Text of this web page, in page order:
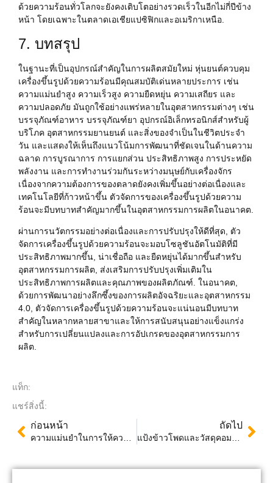
ด้วยความร้อนทั่วโลกจะยังคงเติบโตอย่างรวดเร็วในอีกไม่กี่ปีข้าง
หน้า โดยเฉพาะในตลาดเอเชียแปซิฟิกและอเมริกาเหนือ.
7. บทสรุป
ในฐานะที่เป็นอุปกรณ์สำคัญในการผลิตสมัยใหม่ หุ่นยนต์ควบคุม
เครื่องขึ้นรูปด้วยความร้อนมีคุณสมบัติเด่นหลายประการ เช่น
ความแม่นยำสูง ความเร็วสูง ความยืดหยุ่น ความเสถียร และ
ความปลอดภัย มันถูกใช้อย่างแพร่หลายในอุตสาหกรรมต่างๆ เช่น
บรรจุภัณฑ์อาหาร บรรจุภัณฑ์ยา อุปกรณ์อิเล็กทรอนิกส์สำหรับผู้
บริโภค อุตสาหกรรมยานยนต์ และสิ่งของจำเป็นในชีวิตประจำ
วัน และแสดงให้เห็นถึงแนวโน้มการพัฒนาที่ชัดเจนในด้านความ
ฉลาด การบูรณาการ การแยกส่วน ประสิทธิภาพสูง การประหยัด
พลังงาน และการทำงานร่วมกันระหว่างมนุษย์กับเครื่องจักร
เนื่องจากความต้องการของตลาดยังคงเพิ่มขึ้นอย่างต่อเนื่องและ
เทคโนโลยีที่ก้าวหน้าขึ้น ตัวจัดการของเครื่องขึ้นรูปด้วยความ
ร้อนจะมีบทบาทสำคัญมากขึ้นในอุตสาหกรรมการผลิตในอนาคต.
ผ่านการนวัตกรรมอย่างต่อเนื่องและการปรับปรุงให้ดีที่สุด, ตัว
จัดการเครื่องขึ้นรูปด้วยความร้อนจะมอบโซลูชันอัตโนมัติที่มี
ประสิทธิภาพมากขึ้น, น่าเชื่อถือ และยืดหยุ่นได้มากขึ้นสำหรับ
อุตสาหกรรมการผลิต, ส่งเสริมการปรับปรุงเพิ่มเติมใน
ประสิทธิภาพการผลิตและคุณภาพของผลิตภัณฑ์. ในอนาคต,
ด้วยการพัฒนาอย่างลึกซึ้งของการผลิตอัจฉริยะและอุตสาหกรรม
4.0, ตัวจัดการเครื่องขึ้นรูปด้วยความร้อนจะแน่นอนมีบทบาท
สำคัญในหลากหลายสาขาและให้การสนับสนุนอย่างแข็งแกร่ง
สำหรับการเปลี่ยนแปลงและการอัปเกรดของอุตสาหกรรมการ
ผลิต.
แท็ก:
แชร์สิ่งนี้:
ก่อนหน้า ถัดไป